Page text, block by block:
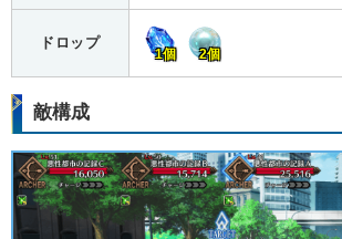
ドロップ
1個 2個
敵構成